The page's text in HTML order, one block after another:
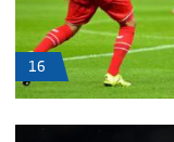
16